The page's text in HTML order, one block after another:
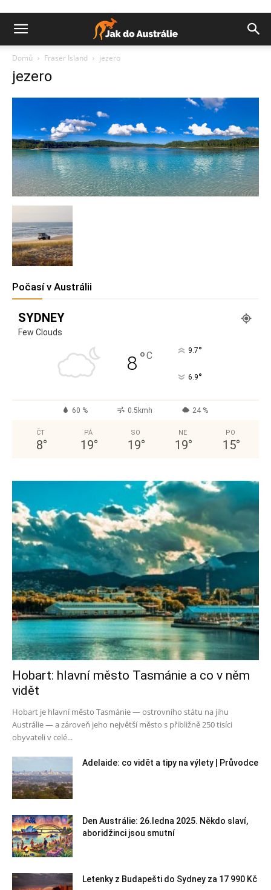
Domů Fraser Island jezero
jezero
Počasí v Austrálii
SYDNEY
Few Clouds
8°C 9.7°
6.9°
60 % 0.5kmh 24 %
ČT
8°
PÁ
19°
SO
19°
NE
19°
PO
15°
Hobart: hlavní město Tasmánie a co v něm
vidět
Hobart je hlavní město Tasmánie — ostrovního státu na jihu
Austrálie — a zároveň jeho největší město s přibližně 250 tisíci
obyvateli v celé...
Adelaide: co vidět a tipy na výlety | Průvodce
Den Austrálie: 26.ledna 2025. Někdo slaví,
aboridžinci jsou smutní
Letenky z Budapešti do Sydney za 17 990 Kč